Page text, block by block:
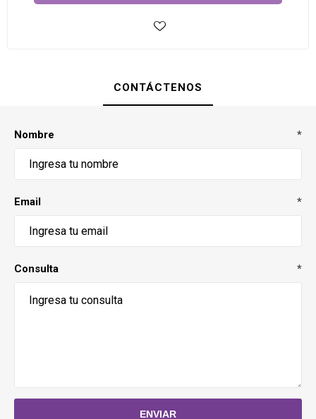
CONTÁCTENOS
Nombre *
Email *
Consulta *